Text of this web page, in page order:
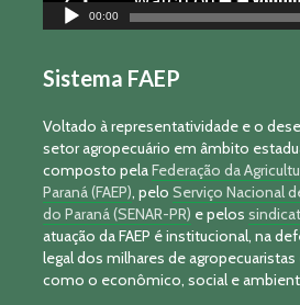
00:00
Sistema FAEP
Voltado à representatividade e o
setor agropecuário em âmbito
composto pelaFederação da
Paraná (FAEP), pelo Serviço Nacional
do Paraná (SENAR-PR) e pelos
atuação da FAEP é institucional, na
legal dos milhares de
como o econômico, social e